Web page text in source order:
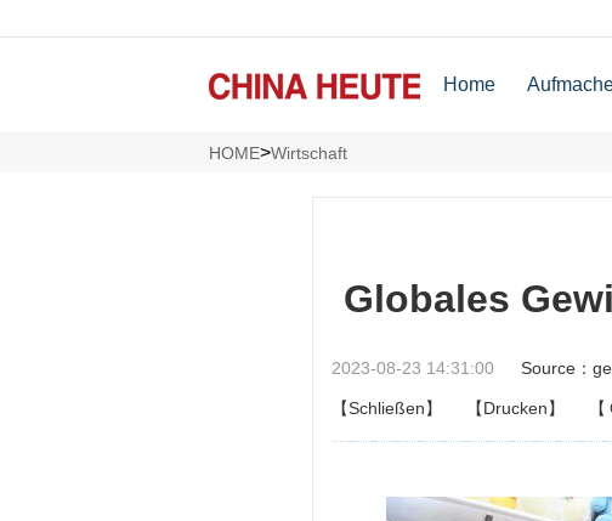
Home
HOME>Wirtschaft
Globales
2023-08-23 14:31:00 Source：
【Schließen】 【Drucken】 【